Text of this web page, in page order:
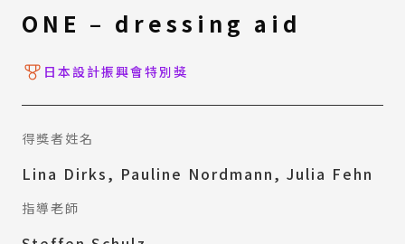
ONE – dressing aid
日本設計振興會特別獎
得獎者姓名
Lina Dirks, Pauline Nordmann, Julia Fehn
指導老師